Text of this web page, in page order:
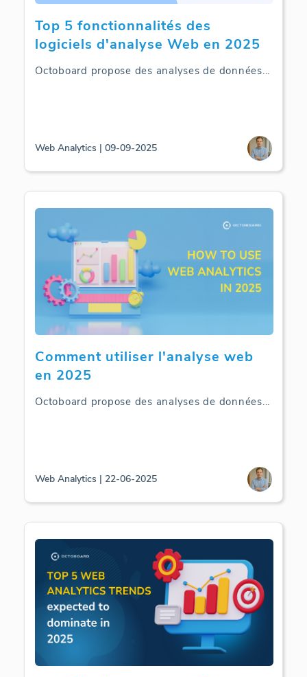
Top 5 fonctionnalités des
logiciels d'analyse Web en 2025
Octoboard propose des analyses de données...
Web Analytics | 09-09-2025
Comment utiliser l'analyse web
en 2025
Octoboard propose des analyses de données...
Web Analytics | 22-06-2025